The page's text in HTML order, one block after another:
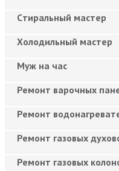
Cтиральный мастер
Холодильный мастер
Муж на час
Ремонт варочных
Ремонт
Ремонт газовых
Ремонт газовых